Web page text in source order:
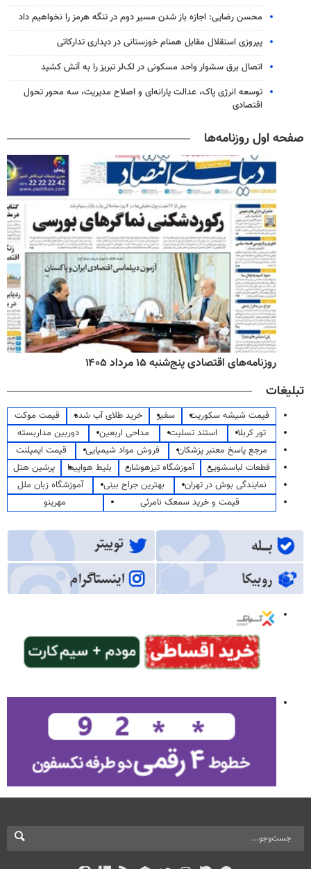
محسن رضایی: اجازه باز شدن مسیر دوم در تنگه هرمز را نخواهیم داد
پیروزی استقلال مقابل همنام خوزستانی در دیداری تدارکاتی
اتصال برق سشوار واحد مسکونی در لک‌لر تبریز را به آتش کشید
توسعه انرژی پاک، عدالت یارانه‌ای و اصلاح مدیریت، سه محور تحول
اقتصادی
صفحه اول روزنامه‌ها
روزنامه‌های اقتصادی پنج‌شنبه ۱۵ مرداد ۱۴۰۵
تبلیغات
قیمت شیشه سکوریت سفیر خرید طلای آب شده
قیمت موکت
تور کربلا
استند تسلیت مداحی اربعین
دوربین مداربسته
مرجع پاسخ معتبر پزشکان
فروش مواد شیمیایی
قیمت ایمپلنت
قطعات لباسشویی
آموزشگاه تیزهوشان بلیط هواپیما
پرشین هتل
نمایندگی بوش در تهران
بهترین جراح بینی
آموزشگاه زبان ملل
قیمت و خرید سمعک نامرئی
مهرینو